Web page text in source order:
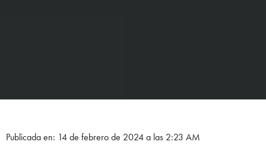
Publicada en: 14 de febrero de 2024 a las 2:23 AM